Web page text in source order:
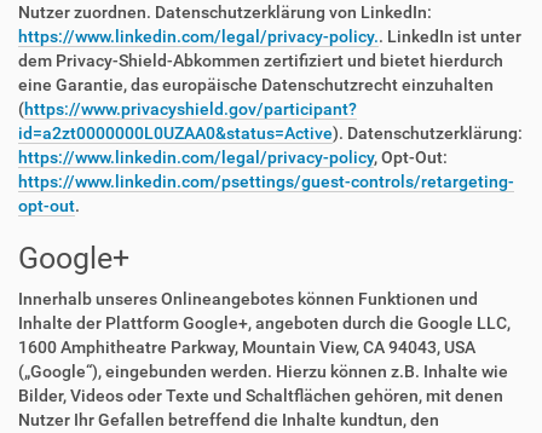
Nutzer zuordnen. Datenschutzerklärung von LinkedIn:
https://www.linkedin.com/legal/privacy-policy.. LinkedIn ist unter
dem Privacy-Shield-Abkommen zertifiziert und bietet hierdurch
eine Garantie, das europäische Datenschutzrecht einzuhalten
(https://www.privacyshield.gov/participant?
id=a2zt0000000L0UZAA0&status=Active). Datenschutzerklärung:
https://www.linkedin.com/legal/privacy-policy, Opt-Out:
https://www.linkedin.com/psettings/guest-controls/retargeting-
opt-out.
Google+
Innerhalb unseres Onlineangebotes können Funktionen und
Inhalte der Plattform Google+, angeboten durch die Google LLC,
1600 Amphitheatre Parkway, Mountain View, CA 94043, USA
(„Google“), eingebunden werden. Hierzu können z.B. Inhalte wie
Bilder, Videos oder Texte und Schaltflächen gehören, mit denen
Nutzer Ihr Gefallen betreffend die Inhalte kundtun, den